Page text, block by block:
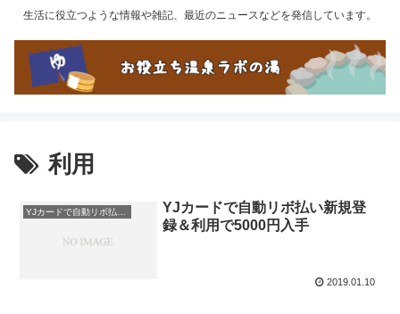
生活に役立つような情報や雑記、最近のニュースなどを発信しています。
利用
YJカードで自動リボ払い新規登録＆利用で5000円入手
YJカードで自動リボ払い新規登
録＆利用で5000円入手
2019.01.10